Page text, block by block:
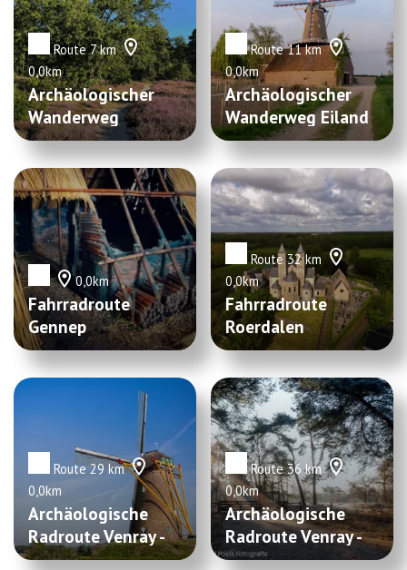
Route 7 km
0,0km
Archäologischer
Wanderweg
Beegden
Route 11 km
0,0km
Archäologischer
Wanderweg Eiland
aan de Maas
0,0km
Fahrradroute
Gennep
Route 32 km
0,0km
Fahrradroute
Roerdalen
Route 29 km
0,0km
Archäologische
Radroute Venray -
Westliche Schleife
Route 36 km
0,0km
Archäologische
Radroute Venray -
Östliche Schleife